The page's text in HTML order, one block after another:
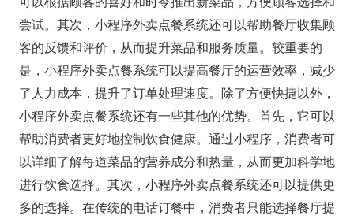
尝试。其次，小程序外卖点餐系统还可以帮助餐厅收集顾
客的反馈和评价，从而提升菜品和服务质量。较重要的
是，小程序外卖点餐系统可以提高餐厅的运营效率，减少
了人力成本，提升了订单处理速度。除了方便快捷以外，
小程序外卖点餐系统还有一些其他的优势。首先，它可以
帮助消费者更好地控制饮食健康。通过小程序，消费者可
以详细了解每道菜品的营养成分和热量，从而更加科学地
进行饮食选择。其次，小程序外卖点餐系统还可以提供更
多的选择。在传统的电话订餐中，消费者只能选择餐厅提